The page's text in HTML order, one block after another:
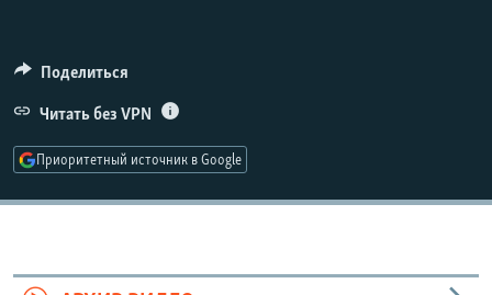
Поделиться
Читать без VPN
Приоритетный источник в Google